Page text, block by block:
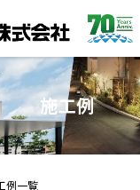
施工例
例一覧